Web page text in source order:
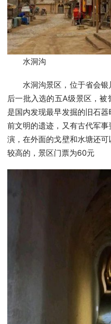
水洞沟
水洞沟景区，位于省会
后一批入选的五A级景区，被
是国内发现最早发掘的旧石
前文明的遗迹，又有古代军
演，在外面的戈壁和水塘还
较高的， 景区门票为60元